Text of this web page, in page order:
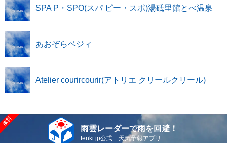
SPA P・SPO(スパ ピー・スポ)湯砥里館とべ温泉
あおぞらベジィ
Atelier courircourir(アトリエ クリールクリール)
雨雲レーダーで雨を回避！
tenki.jp公式 天気予報アプリ